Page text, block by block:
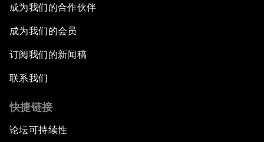
成为我们的合作伙伴
成为我们的会员
订阅我们的新闻稿
联系我们
快捷链接
论坛可持续性